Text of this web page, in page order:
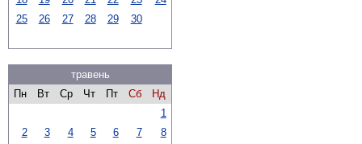
25
26 27 28 29 30
травень
Пн
Вт Ср Чт Пт Сб
Нд
1
2
3 4 5 6 7
8